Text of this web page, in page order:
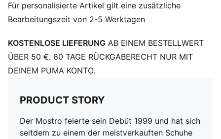
Für personalisierte Artikel gilt eine zusätzliche
Bearbeitungszeit von 2-5 Werktagen
KOSTENLOSE LIEFERUNG AB EINEM BESTELLWERT
ÜBER 50 €. 60 TAGE RÜCKGABERECHT NUR MIT
DEINEM PUMA KONTO.
PRODUCT STORY
Der Mostro feierte sein Debüt 1999 und hat sich
seitdem zu einem der meistverkauften Schuhe